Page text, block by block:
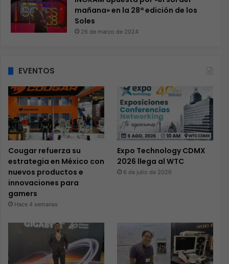
mañana» en la 28ª edición de los
Soles
26 de marzo de 2024
EVENTOS
Cougar refuerza su
estrategia en México con
nuevos productos e
innovaciones para
gamers
Hace 4 semanas
Expo Technology CDMX
2026 llega al WTC
6 de julio de 2026